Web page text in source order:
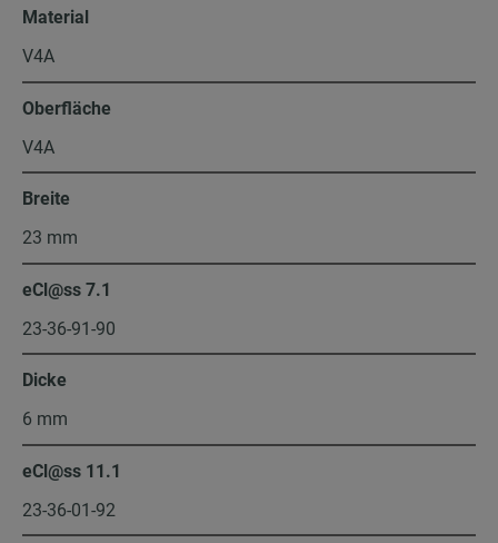
Material
V4A
Oberfläche
V4A
Breite
23 mm
eCl@ss 7.1
23-36-91-90
Dicke
6 mm
eCl@ss 11.1
23-36-01-92